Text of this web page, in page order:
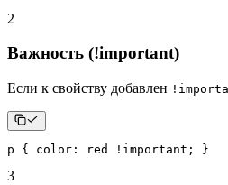
2
Важность (!important)
Если к свойству добавлен
p { color : red !important ; }
3